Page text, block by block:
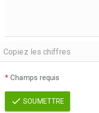
* Champs requis
SOUMETTRE